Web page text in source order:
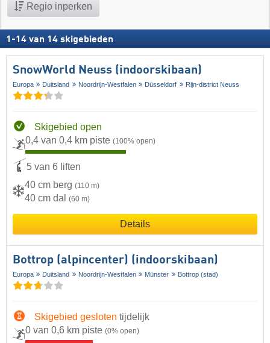
Regio inperken
1 -14 van 14 skigebieden
SnowWorld Neuss (indoorskibaan)
Europa Duitsland Noordrijn-Westfalen Düsseldorf Rijn-district Neuss
Skigebied open
0,4 van 0,4 km piste (100% open)
5 van 6 liften
40 cm berg (110 m)
40 cm dal (60 m)
Details
Bottrop (alpincenter) (indoorskibaan)
Europa Duitsland Noordrijn-Westfalen Münster Bottrop (stad)
Skigebied gesloten tijdelijk
0 van 0,6 km piste (0% open)